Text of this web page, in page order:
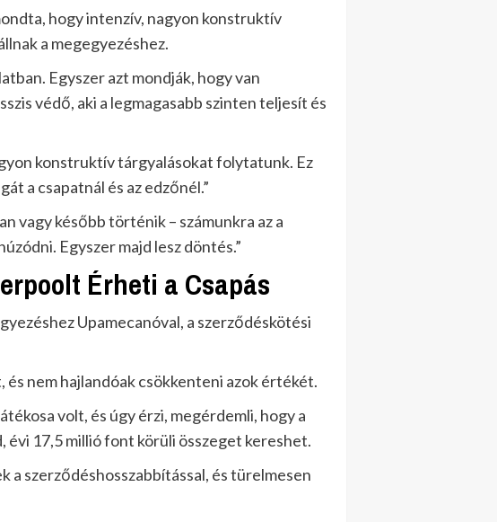
hogy intenzív, nagyon konstruktív
a megegyezéshez.
Egyszer azt mondják, hogy van
védő, aki a legmagasabb szinten teljesít és
konstruktív tárgyalásokat folytatunk. Ez
a csapatnál és az edzőnél.”
vagy később történik – számunkra az a
Egyszer majd lesz döntés.”
Érheti a Csapás
Upamecanóval, a szerződéskötési
nem hajlandóak csökkenteni azok értékét.
volt, és úgy érzi, megérdemli, hogy a
évi 17,5 millió font körüli összeget kereshet.
a szerződéshosszabbítással, és türelmesen